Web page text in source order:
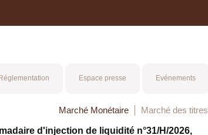
Espace presse Evénements
Marché Monétaire Marché des titres
d'injection de liquidité n°31/H/2026,